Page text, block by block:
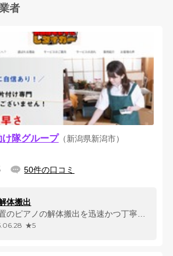
者
隊グループ（新潟県新潟市）
50件の口コミ
体搬出
２階に設置のピアノの解体搬出を迅速かつ丁寧に対応していただいた。解体搬...
★5